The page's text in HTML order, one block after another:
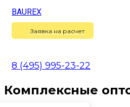
BAUREX
Заявка на расчет
8 (495) 995-23-22
Комплексные